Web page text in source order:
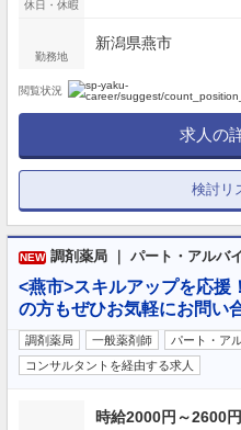
休日・休暇
勤務地
新潟県燕市
閲覧状況
求人の
検討リ
NEW 調剤薬局 ｜ パート・アルバ
<燕市>スキルアップを応
の方もぜひお気軽にお問い
調剤薬局 一般薬剤師 パート・ア
コンサルタントを経由する求人
時給2000円～2600